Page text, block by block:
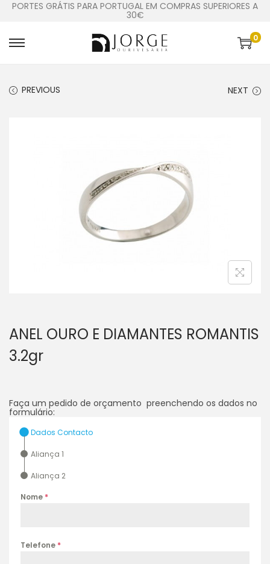
PORTES GRÁTIS PARA PORTUGAL EM COMPRAS SUPERIORES A
30€
0
PREVIOUS NEXT
ANEL OURO E DIAMANTES ROMANTIS
3.2gr
Faça um pedido de orçamento preenchendo os dados no
formulário:
Dados Contacto
Aliança 1
Aliança 2
Nome *
Telefone *